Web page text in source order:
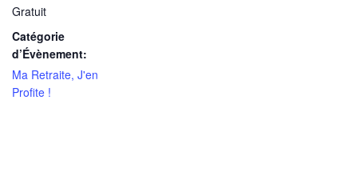
Gratuit
Catégorie
d’Évènement:
Ma Retraite, J'en
Profite !